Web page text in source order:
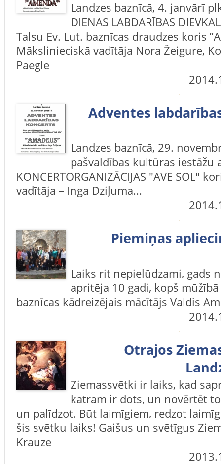
Landzes baznīcā, 4. janvārī
DIENAS LABDARĪBAS
Talsu Ev. Lut. baznīcas draudzes koris
Mākslinieciskā vadītāja Nora Žeigure,
Paegle
Adventes
Landzes baznīcā, 29.
pašvaldības kultūras iestāžu
KONCERTORGANIZĀCIJAS "AVE SOL"
vadītāja – Inga Dziļuma...
Piemiņas
Laiks rit nepielūdzami, gads
apritēja 10 gadi, kopš
baznīcas kādreizējais mācītājs Valdis
Otrajos
Ziemassvētki ir laiks, kad
katram ir dots, un novērtēt
un palīdzot. Būt laimīgiem, redzot
šis svētku laiks! Gaišus un svētīgus
Krauze